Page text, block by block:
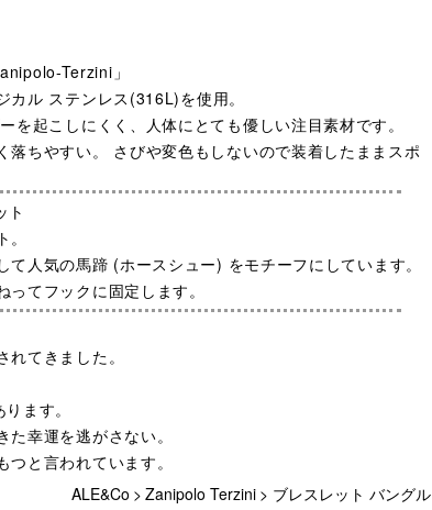
Terzini」
ル ステンレス(316L)を使用。
を起こしにくく、人体にとても優しい注目素材です。
落ちやすい。 さびや変色もしないので装着したままスポ
ト
人気の馬蹄 (ホースシュー) をモチーフにしています。
てフックに固定します。
てきました。
ます。
幸運を逃がさない。
と言われています。
ALE&Co > Zanipolo Terzini > ブレスレット バングル